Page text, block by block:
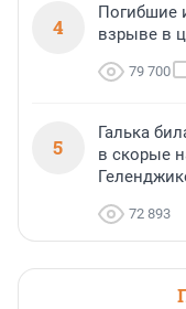
4
Погибшие
взрыве в
79 700
5
Галька
в скорые
72 893